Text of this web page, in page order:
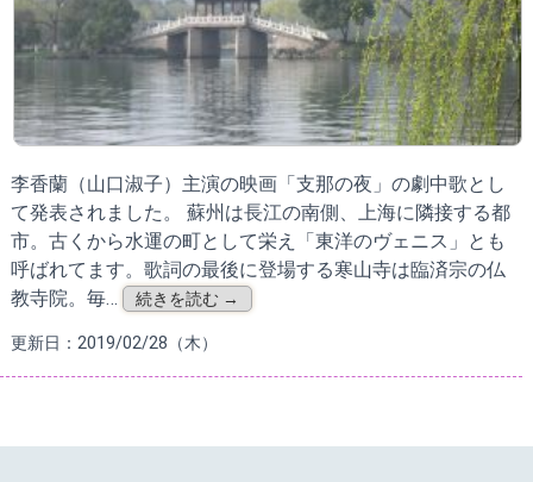
李香蘭（山口淑子）主演の映画「支那の夜」の劇中歌とし
て発表されました。 蘇州は長江の南側、上海に隣接する都
市。古くから水運の町として栄え「東洋のヴェニス」とも
呼ばれてます。歌詞の最後に登場する寒山寺は臨済宗の仏
教寺院。毎…
続きを読む →
更新日：2019/02/28（木）